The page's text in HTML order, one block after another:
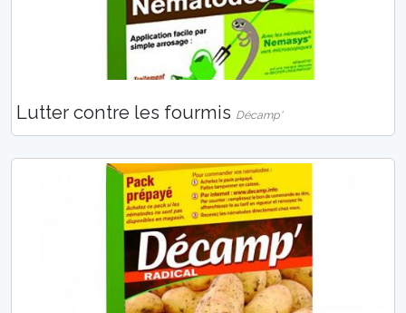
Lutter contre les fourmis Décamp'